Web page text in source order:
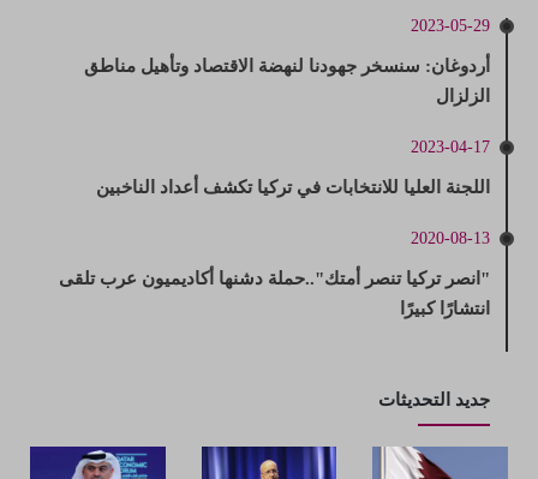
2023-05-29
أردوغان: سنسخر جهودنا لنهضة الاقتصاد وتأهيل مناطق
الزلزال
2023-04-17
اللجنة العليا للانتخابات في تركيا تكشف أعداد الناخبين
2020-08-13
"انصر تركيا تنصر أمتك"..حملة دشنها أكاديميون عرب تلقى
انتشارًا كبيرًا
جديد التحديثات